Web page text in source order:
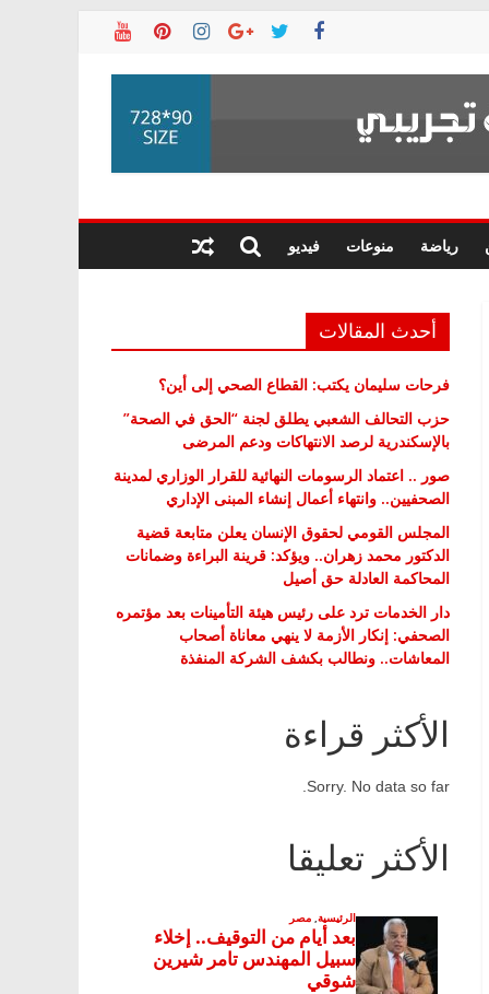
رياضة منوعات فيديو
أحدث المقالات
فرحات سليمان يكتب: القطاع الصحي إلى أين؟
حزب التحالف الشعبي يطلق لجنة “الحق في الصحة”
بالإسكندرية لرصد الانتهاكات ودعم المرضى
صور .. اعتماد الرسومات النهائية للقرار الوزاري لمدينة
الصحفيين.. وانتهاء أعمال إنشاء المبنى الإداري
المجلس القومي لحقوق الإنسان يعلن متابعة قضية
الدكتور محمد زهران.. ويؤكد: قرينة البراءة وضمانات
المحاكمة العادلة حق أصيل
دار الخدمات ترد على رئيس هيئة التأمينات بعد مؤتمره
الصحفي: إنكار الأزمة لا ينهي معاناة أصحاب
المعاشات.. ونطالب بكشف الشركة المنفذة
الأكثر قراءة
Sorry. No data so far.
الأكثر تعليقا